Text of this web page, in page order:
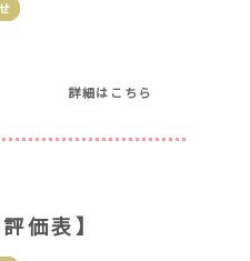
詳細はこちら
価表】